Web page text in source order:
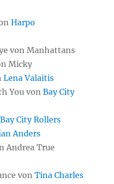
Harpo
von Manhattans
Micky
Lena Valaitis
You vonBay City
Bay City Rollers
Anders
Andrea True
vonTina Charles